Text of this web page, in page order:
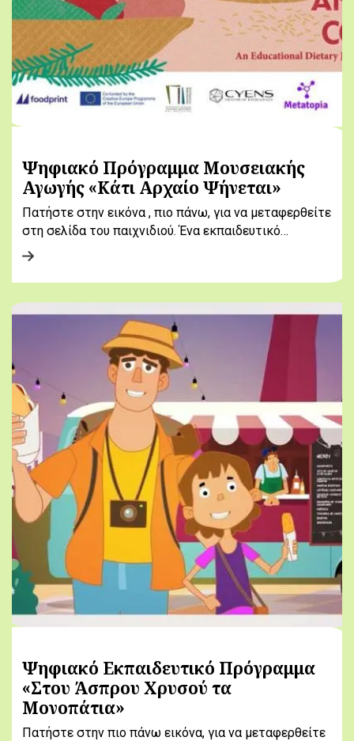
Ψηφιακό Πρόγραμμα Μουσειακής
Αγωγής «Κάτι Αρχαίο Ψήνεται»
Πατήστε στην εικόνα , πιο πάνω, για να μεταφερθείτε
στη σελίδα του παιχνιδιού. Ένα εκπαιδευτικό…
Ψηφιακό Εκπαιδευτικό Πρόγραμμα
«Στου Άσπρου Χρυσού τα
Μονοπάτια»
Πατήστε στην πιο πάνω εικόνα, για να μεταφερθείτε